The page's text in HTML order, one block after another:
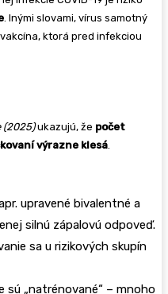
. Inými slovami, vírus samotný
ktorá pred infekciou
(2025)ukazujú, že počet
výrazne klesá
upravené bivalentné a
silnú zápalovú odpoveď.
sa u rizikových skupín
sú „natrénované“ – mnoho